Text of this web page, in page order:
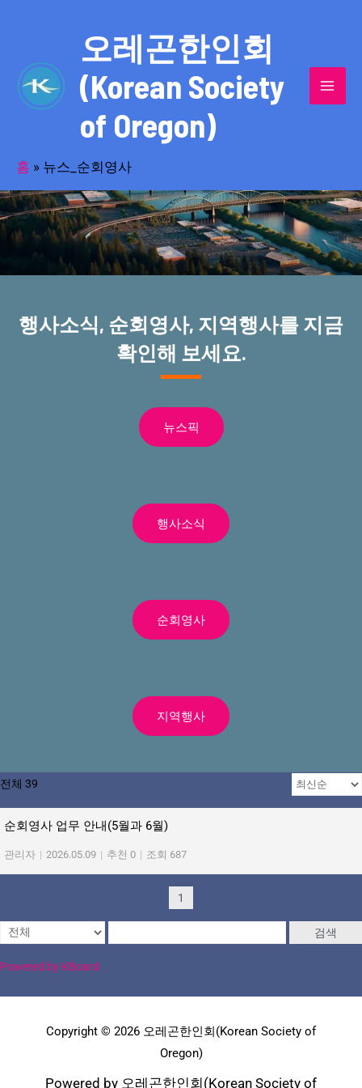
오레곤한인회
(Korean Society
of Oregon)
홈 » 뉴스_순회영사
반세기의 세월을 품고 동포사회를 섬겨온
오레곤한인회!
행사소식, 순회영사, 지역행사를 지금
확인해 보세요.
뉴스픽
행사소식
순회영사
지역행사
전체 39
순회영사 업무 안내(5월과 6월)
관리자 | 2026.05.09 | 추천 0 | 조회 687
1
검색
Powered by KBoard
Copyright © 2026 오레곤한인회(Korean Society of
Oregon)
Powered by 오레곤한인회(Korean Society of